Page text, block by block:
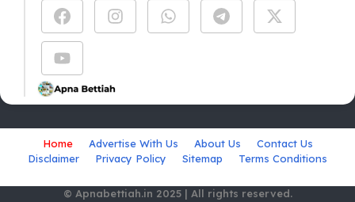
Home Advertise With Us About Us
Contact Us
Disclaimer
Privacy Policy Sitemap Terms Conditions
© Apnabettiah.in 2025 | All rights reserved.